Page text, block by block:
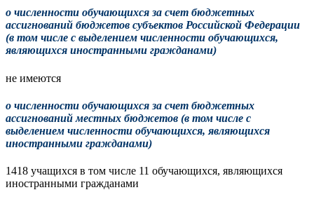
о численности обучающихся за счет бюджетных
ассигнований бюджетов субъектов Российской Федерации
(в том числе с выделением численности обучающихся,
являющихся иностранными гражданами)
не имеются
о численности обучающихся за счет бюджетных
ассигнований местных бюджетов (в том числе с
выделением численности обучающихся, являющихся
иностранными гражданами)
1418 учащихся в том числе 11 обучающихся, являющихся
иностранными гражданами